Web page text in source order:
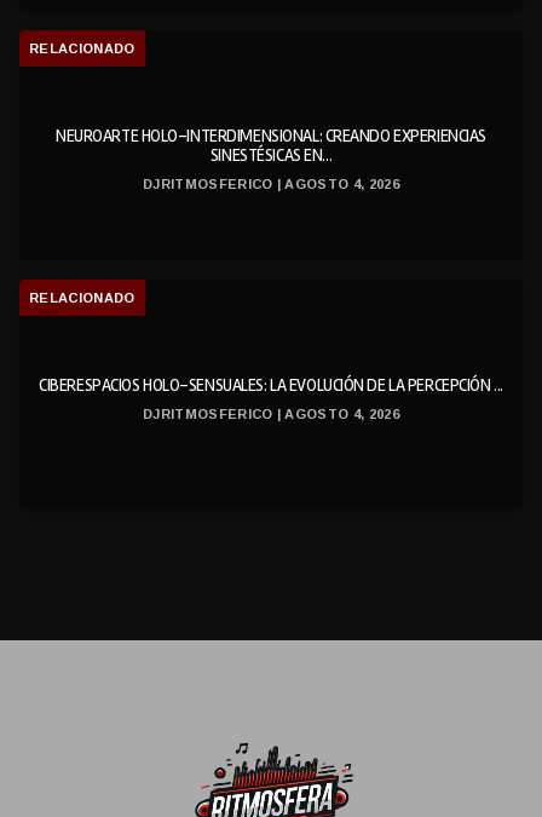
RELACIONADO
NEUROARTE HOLO-INTERDIMENSIONAL: CREANDO EXPERIENCIAS
SINESTÉSICAS EN...
DJRITMOSFERICO | AGOSTO 4, 2026
RELACIONADO
CIBERESPACIOS HOLO-SENSUALES: LA EVOLUCIÓN DE LA PERCEPCIÓN ...
DJRITMOSFERICO | AGOSTO 4, 2026